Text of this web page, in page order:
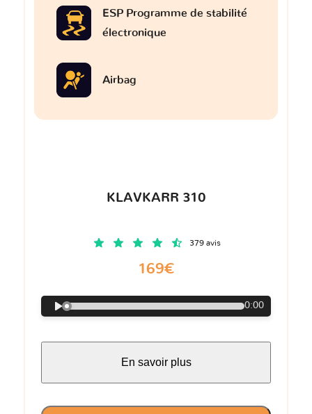
ESP Programme de stabilité
électronique
Airbag
KLAVKARR 310
379 avis
169€
0:00
En savoir plus